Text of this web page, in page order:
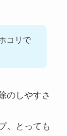
コリで
のしやすさ
。とっても